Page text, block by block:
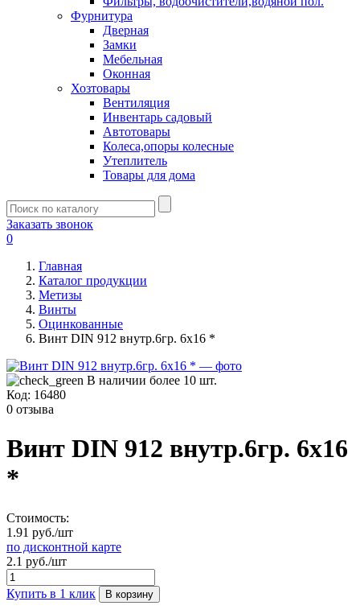
Фурнитура
Дверная
Замки
Мебельная
Оконная
Хозтовары
Вентиляция
Инвентарь садовый
Автотовары
Колеса,опоры колесные
Утеплитель
Товары для дома
Заказать звонок
0
Главная
Каталог продукции
Метизы
Винты
Оцинкованные
Винт DIN 912 внутр.6гр. 6х16 *
В наличии более 10 шт.
Код: 16480
0 отзыва
Винт DIN 912 внутр.6гр. 6х16
*
Стоимость:
1.91 руб./шт
по дисконтной карте
2.1 руб./шт
Купить в 1 клик В корзину